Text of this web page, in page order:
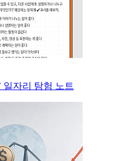
일자리 탐험 노트